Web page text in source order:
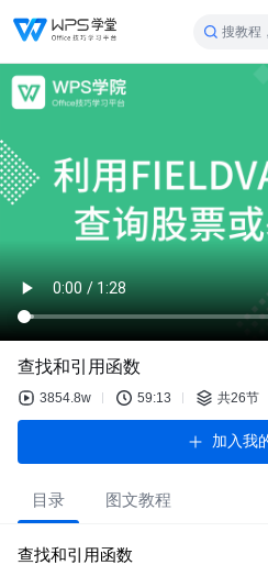
搜教程
查找和引用函数
3854.8w 59:13 共26节
加入我
目录 图文教程
查找和引用函数